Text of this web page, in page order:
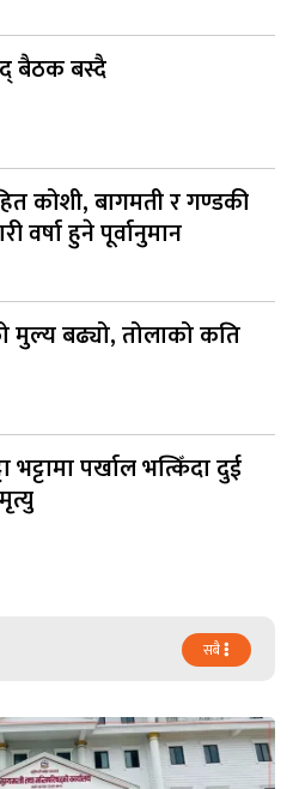
बैठक बस्दै
कोशी, बागमती र गण्डकी
वर्षा हुने पूर्वानुमान
मुल्य बढ्यो, तोलाको कति
भट्टामा पर्खाल भत्किँदा दुई
सबै